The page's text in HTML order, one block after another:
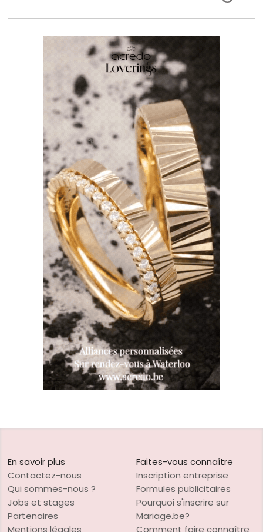
En savoir plus
Contactez-nous
Qui sommes-nous ?
Jobs et stages
Partenaires
Mentions légales
Faites-vous connaître
Inscription entreprise
Formules publicitaires
Pourquoi s'inscrire sur
Mariage.be?
Comment faire connaître